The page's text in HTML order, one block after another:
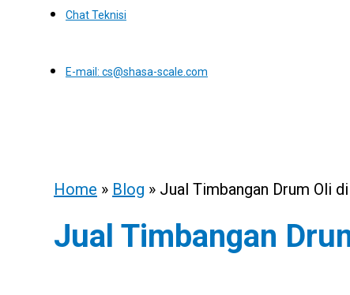
Chat Teknisi
E-mail: cs@shasa-scale.com
Home » Blog » Jual Timbangan Drum Oli
Jual Timbangan